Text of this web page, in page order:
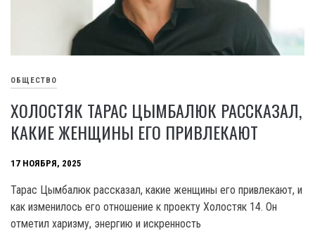
ОБЩЕСТВО
ХОЛОСТЯК ТАРАС ЦЫМБАЛЮК РАССКАЗАЛ,
КАКИЕ ЖЕНЩИНЫ ЕГО ПРИВЛЕКАЮТ
17 НОЯБРЯ, 2025
Тарас Цымбалюк рассказал, какие женщины его привлекают, и
как изменилось его отношение к проекту Холостяк 14. Он
отметил харизму, энергию и искренность